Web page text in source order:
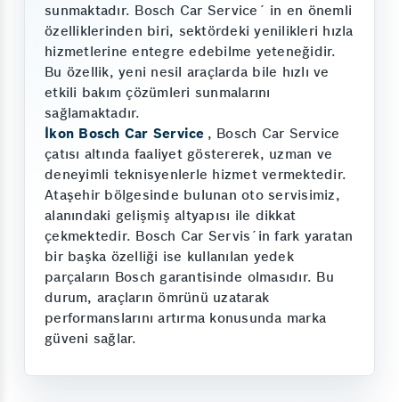
sunmaktadır. Bosch Car Service´ in en önemli
özelliklerinden biri, sektördeki yenilikleri hızla
hizmetlerine entegre edebilme yeteneğidir.
Bu özellik, yeni nesil araçlarda bile hızlı ve
etkili bakım çözümleri sunmalarını
sağlamaktadır.
İkon Bosch Car Service , Bosch Car Service
çatısı altında faaliyet göstererek, uzman ve
deneyimli teknisyenlerle hizmet vermektedir.
Ataşehir bölgesinde bulunan oto servisimiz,
alanındaki gelişmiş altyapısı ile dikkat
çekmektedir. Bosch Car Servis´in fark yaratan
bir başka özelliği ise kullanılan yedek
parçaların Bosch garantisinde olmasıdır. Bu
durum, araçların ömrünü uzatarak
performanslarını artırma konusunda marka
güveni sağlar.